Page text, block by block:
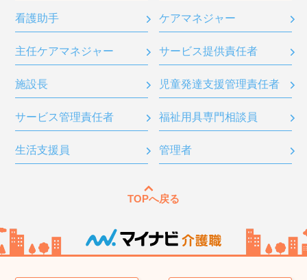
看護助手 ケアマネジャー
主任ケアマネジャー サービス提供責任者
施設長 児童発達支援管理責任者
サービス管理責任者 福祉用具専門相談員
生活支援員 管理者
TOPへ戻る